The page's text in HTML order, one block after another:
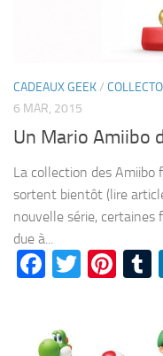
CADEAUX GEEK/
6 MAR, 2015
Un Mario Amiibo
La collection des Amiibo
sortent bientôt (lire
nouvelle série, certaines
due à...
Facebook